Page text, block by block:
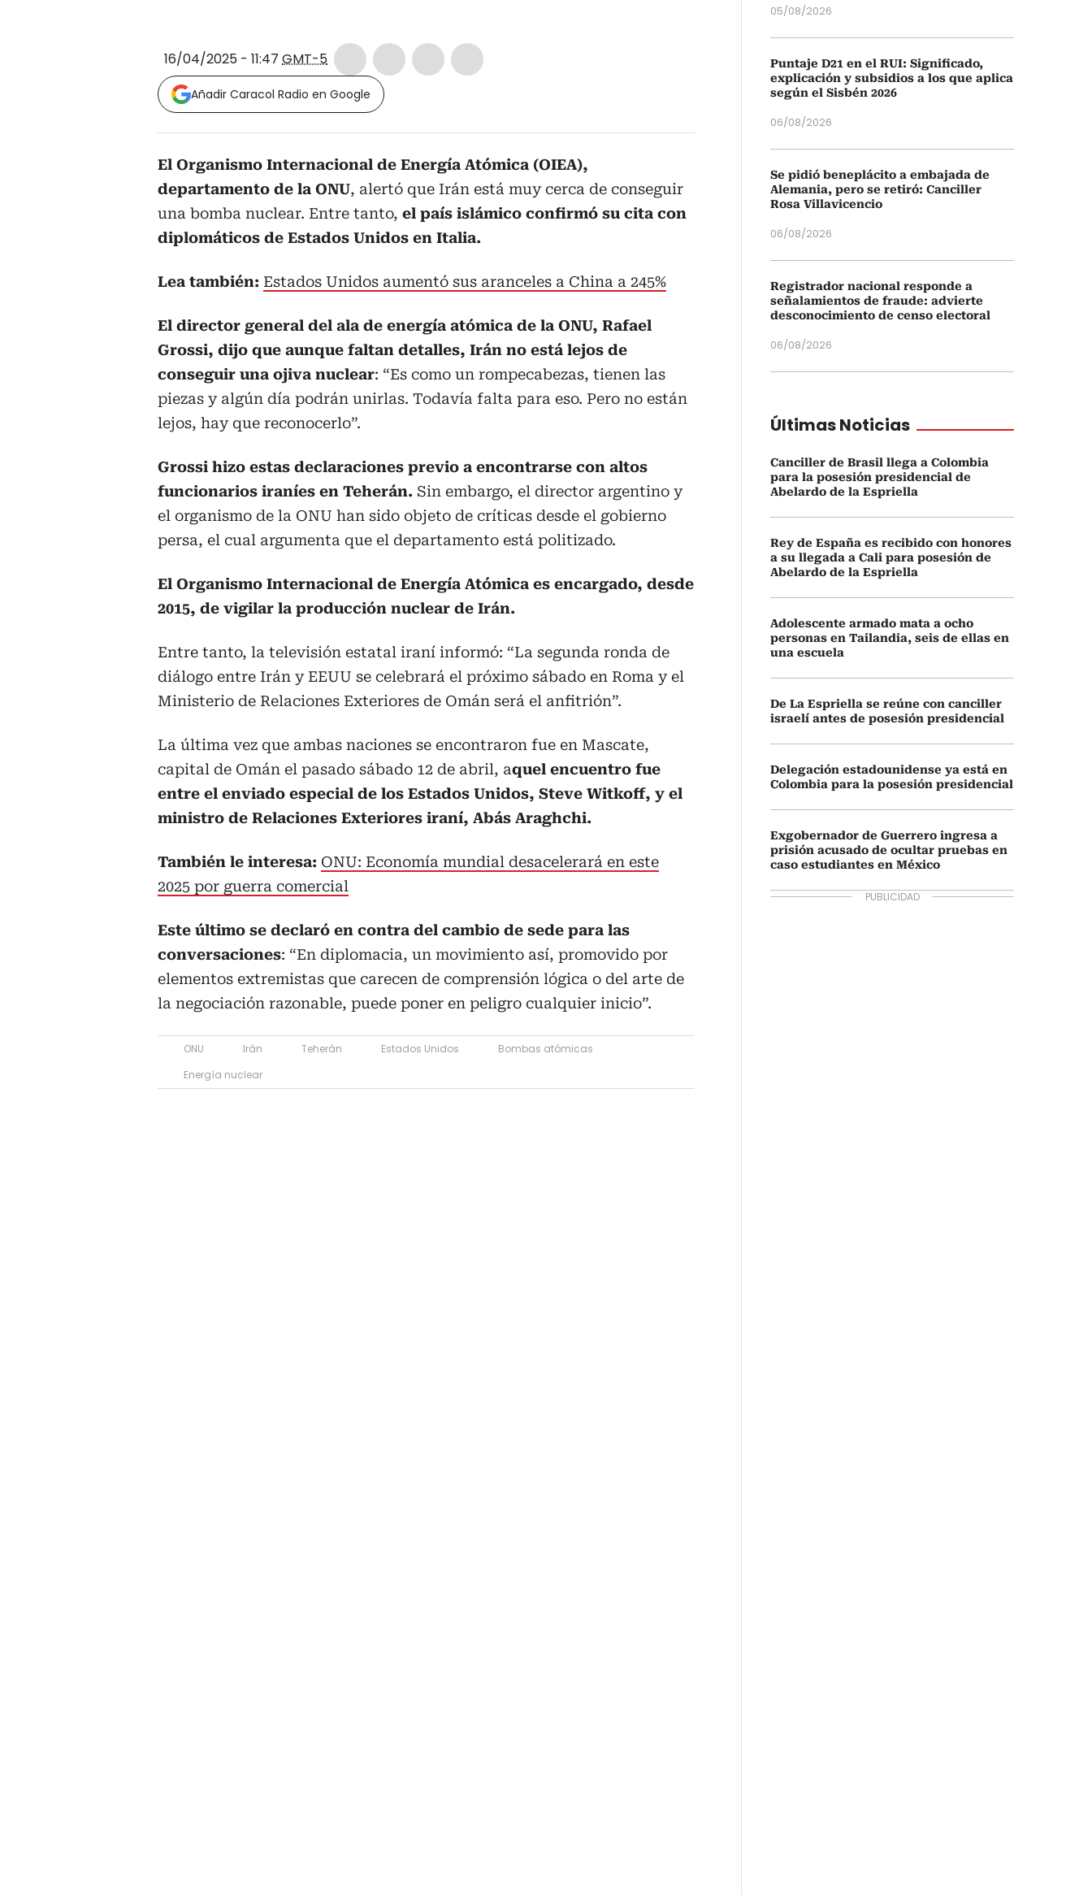
16/04/2025 - 11:47 GMT-5
Añadir Caracol Radio en Google
El Organismo Internacional de Energía Atómica (OIEA),
departamento de la ONU, alertó que Irán está muy cerca de conseguir
una bomba nuclear. Entre tanto, el país islámico confirmó su cita con
diplomáticos de Estados Unidos en Italia.
Lea también: Estados Unidos aumentó sus aranceles a China a 245%
El director general del ala de energía atómica de la ONU, Rafael
Grossi, dijo que aunque faltan detalles, Irán no está lejos de
conseguir una ojiva nuclear: “Es como un rompecabezas, tienen las
piezas y algún día podrán unirlas. Todavía falta para eso. Pero no están
lejos, hay que reconocerlo”.
Grossi hizo estas declaraciones previo a encontrarse con altos
funcionarios iraníes en Teherán. Sin embargo, el director argentino y
el organismo de la ONU han sido objeto de críticas desde el gobierno
persa, el cual argumenta que el departamento está politizado.
El Organismo Internacional de Energía Atómica es encargado, desde
2015, de vigilar la producción nuclear de Irán.
Entre tanto, la televisión estatal iraní informó: “La segunda ronda de
diálogo entre Irán y EEUU se celebrará el próximo sábado en Roma y el
Ministerio de Relaciones Exteriores de Omán será el anfitrión”.
La última vez que ambas naciones se encontraron fue en Mascate,
capital de Omán el pasado sábado 12 de abril, aquel encuentro fue
entre el enviado especial de los Estados Unidos, Steve Witkoff, y el
ministro de Relaciones Exteriores iraní, Abás Araghchi.
También le interesa: ONU: Economía mundial desacelerará en este
2025 por guerra comercial
Este último se declaró en contra del cambio de sede para las
conversaciones: “En diplomacia, un movimiento así, promovido por
elementos extremistas que carecen de comprensión lógica o del arte de
la negociación razonable, puede poner en peligro cualquier inicio”.
ONU Irán Teherán Estados Unidos
Bombas atómicas
Energía nuclear
05/08/2026
Puntaje D21 en el RUI: Significado,
explicación y subsidios a los que aplica
según el Sisbén 2026
06/08/2026
Se pidió beneplácito a embajada de
Alemania, pero se retiró: Canciller
Rosa Villavicencio
06/08/2026
Registrador nacional responde a
señalamientos de fraude: advierte
desconocimiento de censo electoral
06/08/2026
Últimas Noticias
Canciller de Brasil llega a Colombia
para la posesión presidencial de
Abelardo de la Espriella
Rey de España es recibido con honores
a su llegada a Cali para posesión de
Abelardo de la Espriella
Adolescente armado mata a ocho
personas en Tailandia, seis de ellas en
una escuela
De La Espriella se reúne con canciller
israelí antes de posesión presidencial
Delegación estadounidense ya está en
Colombia para la posesión presidencial
Exgobernador de Guerrero ingresa a
prisión acusado de ocultar pruebas en
caso estudiantes en México